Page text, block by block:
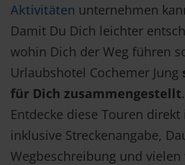
Aktivitäten unternehmen
Damit Du Dich leichter
wohin Dich der Weg führen
Urlaubshotel Cochemer Jung
für Dich zusammengestellt.
Entdecke diese Touren direkt
inklusive Streckenangabe,
Wegbeschreibung und